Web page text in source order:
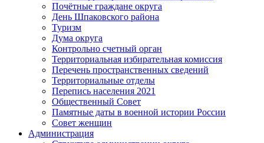
Почётные граждане округа
День Шпаковского района
Туризм
Дума округа
Контрольно счетный орган
Территориальная избирательная комиссия
Перечень пространственных сведений
Территориальные отделы
Перепись населения 2021
Общественный Совет
Памятные даты в военной истории России
Совет женщин
Администрация